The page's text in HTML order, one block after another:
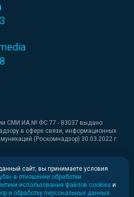
СМИ ИА № ФС 77 - 83037 выдано
в сфере связи, информационных
(Роскомнадзор) 30.03.2022 г.
сайт, вы принимаете условия
в отношении обработки
использования файлов cookies и
и обработку персональных данных